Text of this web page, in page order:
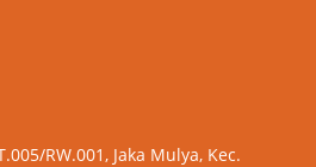
RW.001, Jaka Mulya, Kec.